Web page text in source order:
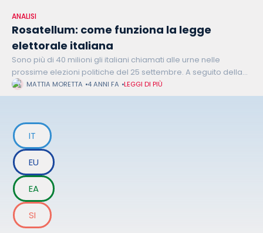
ANALISI
Rosatellum: come funziona la legge
elettorale italiana
Sono più di 40 milioni gli italiani chiamati alle urne nelle
prossime elezioni politiche del 25 settembre. A seguito della
caduta del governo Draghi, infatti, il presidente della
Repubblica Sergio
MATTIA MORETTA 4 ANNI FA LEGGI DI PIÙ
IT
EU
EA
SI